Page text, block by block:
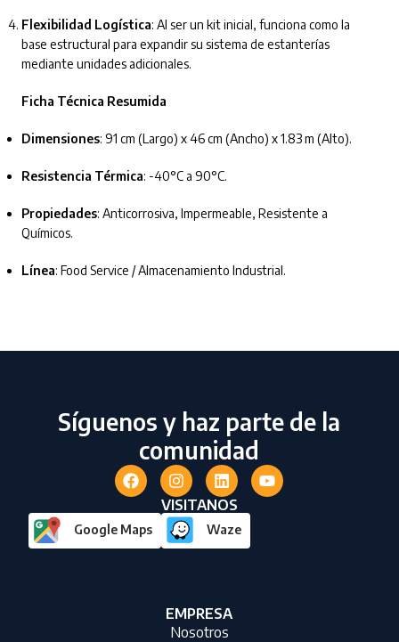
Flexibilidad Logística: Al ser un kit inicial, funciona como la
base estructural para expandir su sistema de estanterías
mediante unidades adicionales.
Ficha Técnica Resumida
Dimensiones: 91 cm (Largo) x 46 cm (Ancho) x 1.83 m (Alto).
Resistencia Térmica: -40°C a 90°C.
Propiedades: Anticorrosiva, Impermeable, Resistente a
Químicos.
Línea: Food Service / Almacenamiento Industrial.
Síguenos y haz parte de la
comunidad
VISITANOS
Google Maps Waze
EMPRESA
Nosotros